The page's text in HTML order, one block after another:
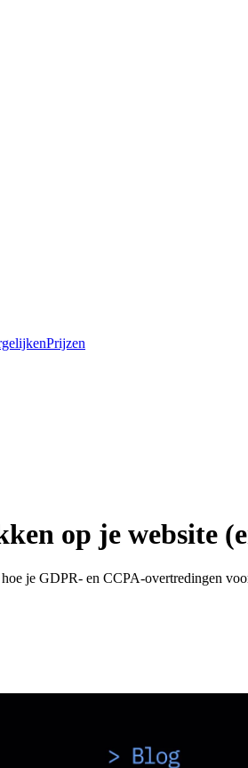
Prijzen
op je website
je GDPR- en CCPA-overtredingen